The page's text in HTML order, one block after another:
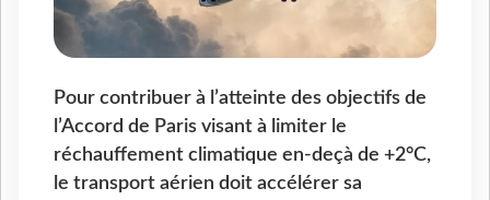
Pour contribuer à l’atteinte des objectifs de
l’Accord de Paris visant à limiter le
réchauffement climatique en-deçà de +2°C,
le transport aérien doit accélérer sa